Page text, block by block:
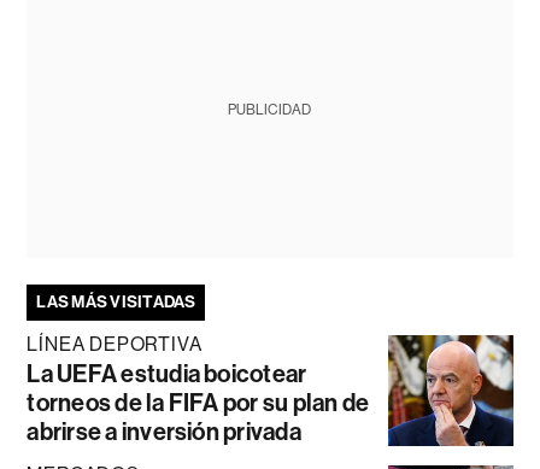
PUBLICIDAD
LAS MÁS VISITADAS
LÍNEA DEPORTIVA
La UEFA estudia boicotear
torneos de la FIFA por su plan de
abrirse a inversión privada